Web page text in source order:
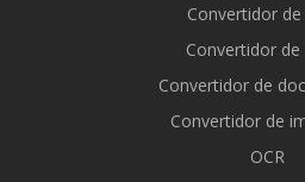
Convertidor
Convertidor de
Convertidor de
Convertidor de
OCR